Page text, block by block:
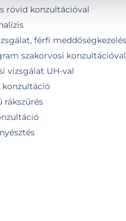
rövid konzultációval
férfi meddőségkezelés
szakorvosi konzultációval
vizsgálat UH-val
konzultáció
rákszűrés